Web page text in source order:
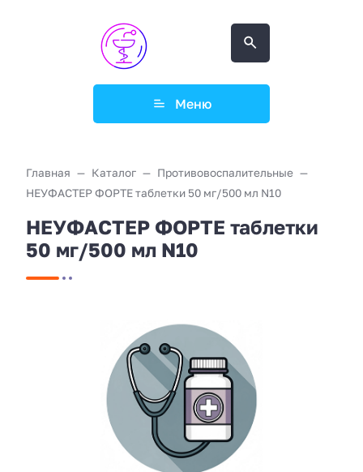
Меню
Главная Каталог
Противовоспалительные
НЕУФАСТЕР ФОРТЕ таблетки 50 мг/500 мл N10
НЕУФАСТЕР ФОРТЕ таблетки
50 мг/500 мл N10